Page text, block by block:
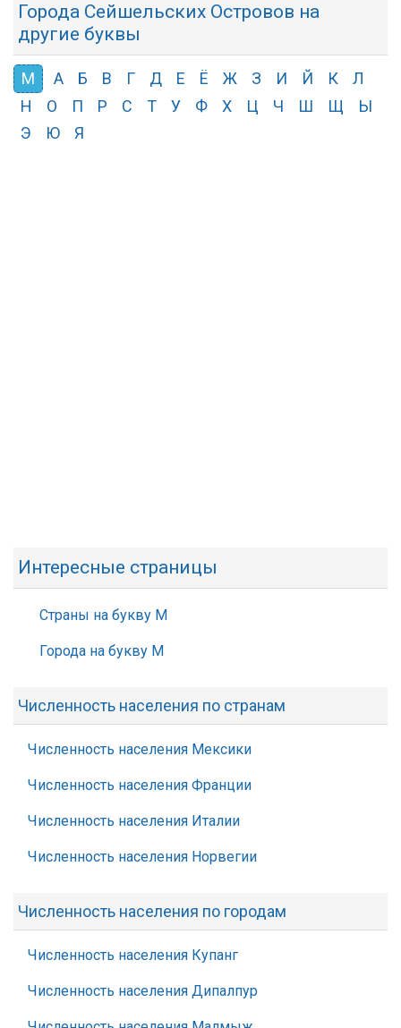
Города Сейшельских Островов на
другие буквы
М А Б В Г Д Е Ё Ж З И Й К
Л
Н
О П Р С Т У Ф Х Ц Ч Ш Щ
Ы
Э
Ю Я
Интересные страницы
Страны на букву М
Города на букву М
Численность населения по странам
Численность населения Мексики
Численность населения Франции
Численность населения Италии
Численность населения Норвегии
Численность населения по городам
Численность населения Купанг
Численность населения Дипалпур